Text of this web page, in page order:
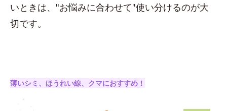
いときは、"お悩みに合わせて"使い分けるのが大
切です。
薄いシミ、ほうれい線、クマにおすすめ！